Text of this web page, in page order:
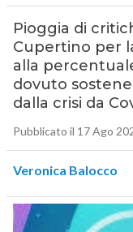
Pioggia di
Cupertino per
alla
dovuto
dalla crisi da
Pubblicato il 17 Ago
Veronica Balocco